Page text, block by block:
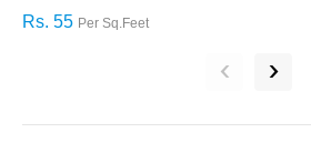
Rs. 55 Per Sq.Feet
‹ ›